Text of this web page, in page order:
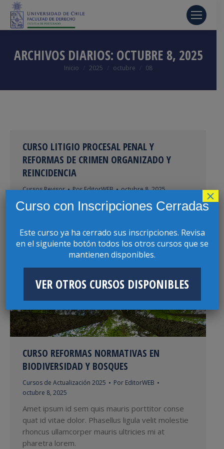
ARCHIVOS DIARIOS: OCTUBRE 8, 2025
Estás aquí:
Inicio 2025 octubre 08
CURSO LITIGIO PROCESAL PENAL Y
REFORMAS DE CRIMEN ORGANIZADO Y
REINCIDENCIA
Cursos Revisor PorEditorWEB octubre 8, 2025
This content is password protected. To view it
Password:
CURSO REFORMAS NORMATIVAS EN
BIODIVERSIDAD Y BOSQUES
Cursos de Actualización 2025 Por EditorWEB
octubre 8, 2025
Amet ipsum id sem quis mauris porttitor conse
quat id vitae dolor. Phasellus ligula velit molestie
rhoncus ullamcorper mauris ultricies mi at
pharetra lorem.
Curso con Inscripciones Cerradas
Este curso ya ha cerrado sus inscripciones. Revisa
en el siguiente botón todos los otros cursos que se
mantienen disponibles.
VER OTROS CURSOS DISPONIBLES
×